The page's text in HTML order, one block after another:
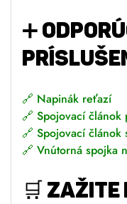
➕
🔗 Napinák reťazí
🔗 Spojovací
🔗 Spojovací článok
🔗 Vnútorná spojka
🛒 ZAŽITE